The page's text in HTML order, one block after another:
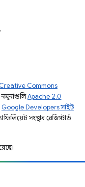
Creative Commons
Apache 2.0
Google Developers সাইট
সংস্থার রেজিস্টার্ড